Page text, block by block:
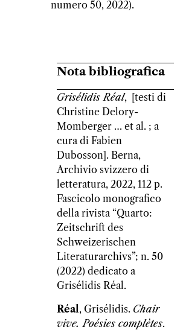
numero 50, 2022).
Nota bibliografica
Grisélidis Réal, [testi di
Christine Delory-
Momberger … et al. ; a
cura di Fabien
Dubosson]. Berna,
Archivio svizzero di
letteratura, 2022, 112 p.
Fascicolo monografico
della rivista “Quarto:
Zeitschrift des
Schweizerischen
Literaturarchivs”; n. 50
(2022) dedicato a
Grisélidis Réal.
Réal , Grisélidis. Chair
vive. Poésies complètes.